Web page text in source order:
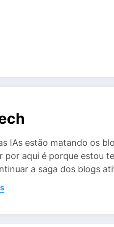
IAs estão matando os
por aqui é porque estou
a saga dos blogs